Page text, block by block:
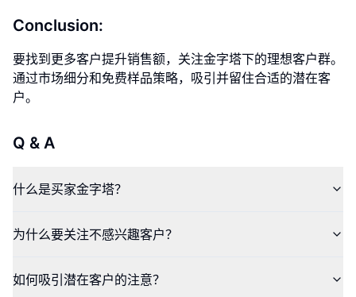
Conclusion:
要找到更多客户提升销售额，关注金字塔下的理想客户群。
通过市场细分和免费样品策略，吸引并留住合适的潜在客
户。
Q & A
什么是买家金字塔？
为什么要关注不感兴趣客户？
如何吸引潜在客户的注意？